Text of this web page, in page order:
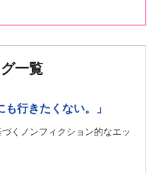
一覧
行きたくない。」
くノンフィクション的なエッ